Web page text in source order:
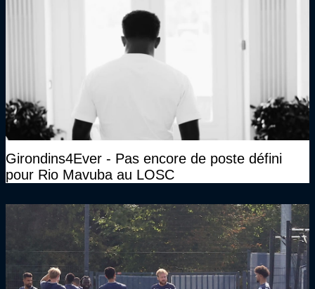
Girondins4Ever - Pas encore de poste défini
pour Rio Mavuba au LOSC